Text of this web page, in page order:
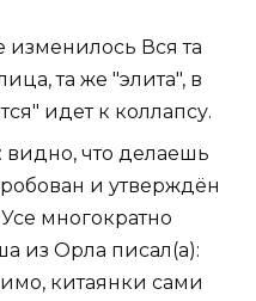
Вся та
та же "элита", в
идет к коллапсу.
видно, что делаешь
и утверждён
многократно
из Орла писал(а):
китаянки сами